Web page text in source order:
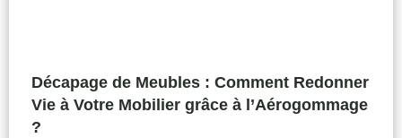
Décapage de Meubles : Comment Redonner
Vie à Votre Mobilier grâce à l’Aérogommage
?